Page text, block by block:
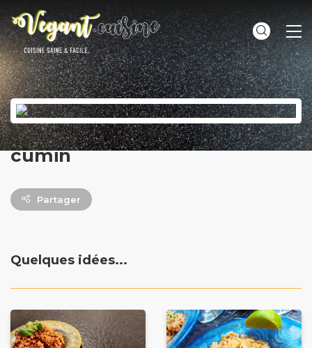
cumin
Partager
Quelques idées...